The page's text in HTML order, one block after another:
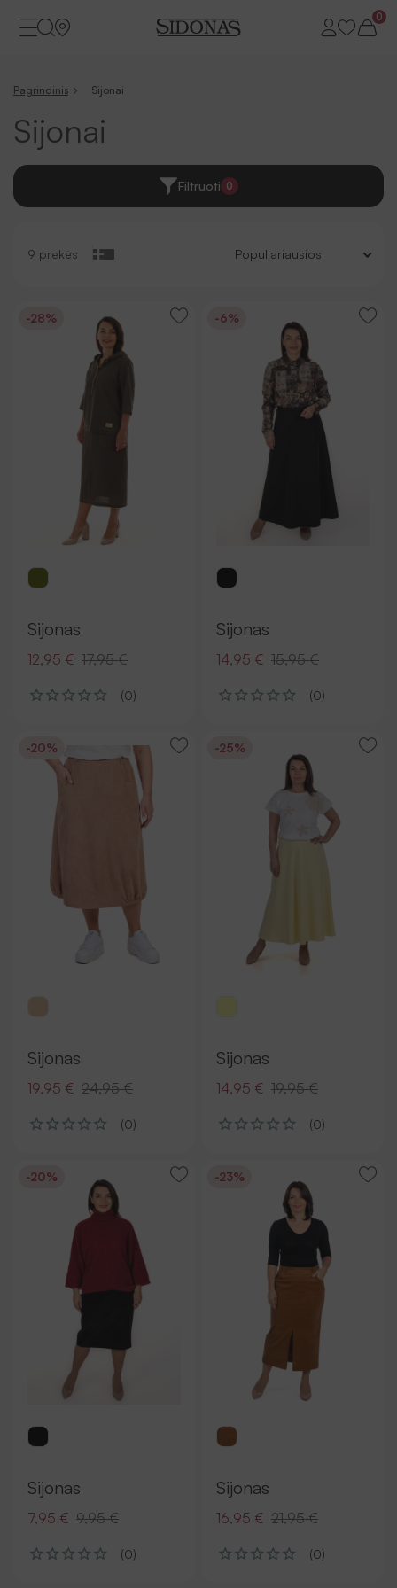
0
Pagrindinis Sijonai
Sijonai
Filtruoti 0
9 prekės Populiariausios
-28%
Sijonas
12,95 € 17,95 €
(0)
-6%
Sijonas
14,95 € 15,95 €
(0)
-20%
Sijonas
19,95 € 24,95 €
(0)
-25%
Sijonas
14,95 € 19,95 €
(0)
-20%
Sijonas
7,95 € 9,95 €
(0)
-23%
Sijonas
16,95 € 21,95 €
(0)